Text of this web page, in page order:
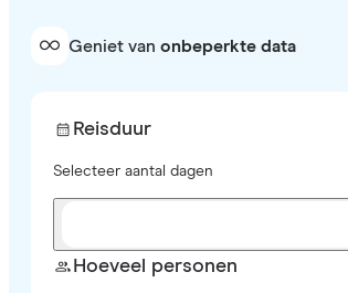
Geniet van onbeperkte data
Reisduur
Selecteer aantal dagen
Hoeveel personen